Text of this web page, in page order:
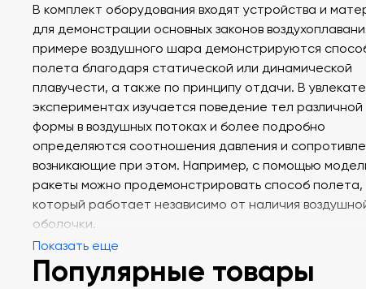
В комплект оборудования входят устройства и
для демонстрации основных законов
примере воздушного шара демонстрируются
полета благодаря статической или динамической
плавучести, а также по принципу отдачи. В
экспериментах изучается поведение тел различной
формы в воздушных потоках и более подробно
определяются соотношения давления и
возникающие при этом. Например, с помощью
ракеты можно продемонстрировать способ полета,
который работает независимо от наличия
оболочки.
Показать еще
Популярные товары